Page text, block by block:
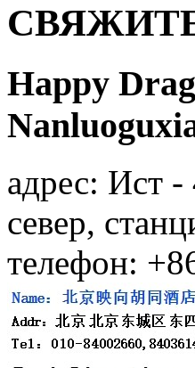
Happy
адрес: Ист
север,
телефон: